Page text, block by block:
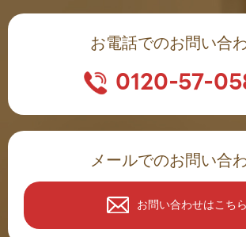
お電話でのお問い合
0120-57-
メールでのお問い合
お問い合わせはこちら